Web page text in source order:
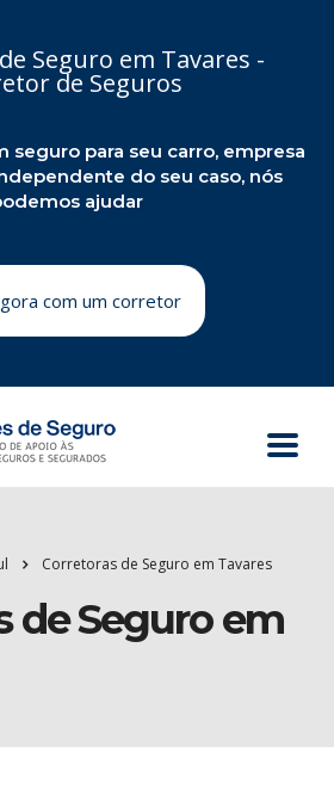
Seguro em Tavares -
de Seguros
seguro para seu carro, empresa
do seu caso, nós
ajudar
com um corretor
Corretoras de Seguro em Tavares
de Seguro em